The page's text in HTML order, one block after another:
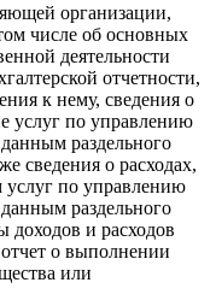
организации,
числе об основных
деятельности
отчетности,
к нему, сведения о
услуг по управлению
раздельного
сведения о расходах,
услуг по управлению
раздельного
доходов и расходов
о выполнении
или